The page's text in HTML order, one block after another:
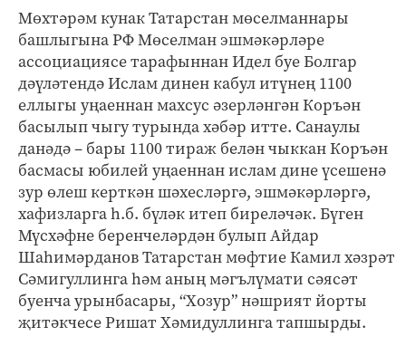
Мөхтәрәм кунак Татарстан мөселманнары
башлыгына РФ Мөселман эшмәкәрләре
ассоциациясе тарафыннан Идел буе Болгар
дәүләтендә Ислам динен кабул итүнең 1100
еллыгы уңаеннан махсус әзерләнгән Коръән
басылып чыгу турында хәбәр итте. Санаулы
данәдә – бары 1100 тираж белән чыккан Коръән
басмасы юбилей уңаеннан ислам дине үсешенә
зур өлеш керткән шәхесләргә, эшмәкәрләргә,
хафизларга һ.б. бүләк итеп биреләчәк. Бүген
Мүсхәфне беренчеләрдән булып Айдар
Шаһимәрданов Татарстан мөфтие Камил хәзрәт
Сәмигуллинга һәм аның мәгълүмати сәясәт
буенча урынбасары, “Хозур” нәшрият йорты
җитәкчесе Ришат Хәмидуллинга тапшырды.